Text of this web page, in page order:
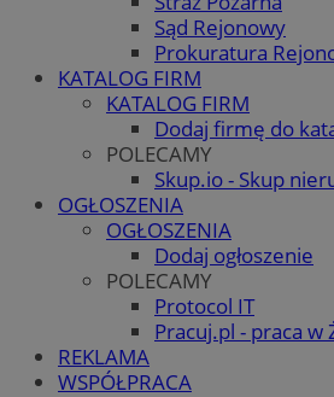
Sąd Rejonowy
Prokuratura
KATALOG FIRM
KATALOG FIRM
Dodaj firmę do
POLECAMY
Skup.io - Skup
OGŁOSZENIA
OGŁOSZENIA
Dodaj ogłoszenie
POLECAMY
Protocol IT
Pracuj.pl - praca w
REKLAMA
WSPÓŁPRACA